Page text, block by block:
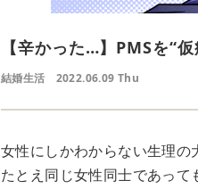
【辛かった…】PMSを“
結婚生活 2022.06.09 Thu
女性にしかわからない生理の
たとえ同じ女性同士であって